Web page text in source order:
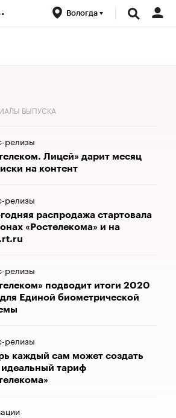
Вологда
ВЫПУСКА
релизы
Лицей» дарит месяц
на контент
релизы
распродажа стартовала
«Ростелекома» и на
релизы
подводит итоги 2020
для Единой биометрической
релизы
каждый сам может создать
идеальный тариф